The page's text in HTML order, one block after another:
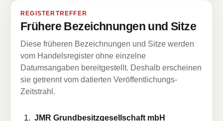
REGISTERTREFFER
Frühere Bezeichnungen und Sitze
Diese früheren Bezeichnungen und Sitze werden
vom Handelsregister ohne einzelne
Datumsangaben bereitgestellt. Deshalb erscheinen
sie getrennt vom datierten Veröffentlichungs-
Zeitstrahl.
JMR Grundbesitzgesellschaft mbH